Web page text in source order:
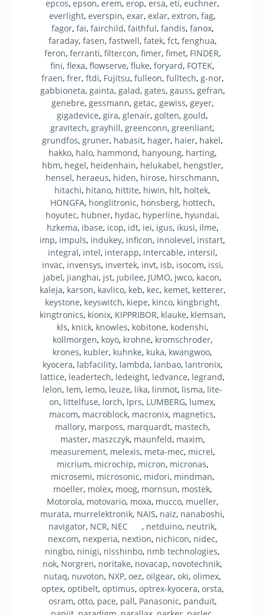
epcos,epson,erem,erop,ersa,eti,euchner,
everlight,everspin,exar,exlar,extron,fag,
fagor, fai, fairchild, faithful, fandis, fanox,
faraday, fasen, fastwell, fatek, fct, fenghua,
feron, ferranti, filtercon, fimer, fimet, FINDER,
fini,flexa,flowserve,fluke,foryard, FOTEK,
fraen, frer, ftdi, Fujitsu, fulleon, fulltech, g-nor,
gabbioneta, gainta, galad, gates, gauss, gefran,
genebre, gessmann, getac, gewiss, geyer,
gigadevice,gira,glenair,golten,gould,
gravitech,grayhill,greenconn,greenliant,
grundfos,gruner, habasit, hager, haier, hakel,
hakko, halo, hammond, hanyoung, harting,
hbm, hegel, heidenhain, helukabel, hengstler,
hensel, heraeus, hiden, hirose, hirschmann,
hitachi, hitano, hittite, hiwin, hlt, holtek,
HONGFA, honglitronic, honsberg, hottech,
hoyutec, hubner, hydac, hyperline, hyundai,
hzkema, ibase, icop, idt, iei, igus, ikusi, ilme,
imp, impuls, indukey, inficon, innolevel, instart,
integral, intel, interapp, intercable, intersil,
invac, invensys, invertek, invt, isb, isocom, issi,
jabel, jianghai, jst, jubilee, JUMO, jwco, kacon,
kaleja, karson, kavlico, keb, kec, kemet, ketterer,
keystone, keyswitch, kiepe, kinco, kingbright,
kingtronics, kionix, KIPPRIBOR, klauke, klemsan,
kls, knick, knowles, kobitone, kodenshi,
kollmorgen, koyo, krohne, kromschroder,
krones, kubler, kuhnke, kuka, kwangwoo,
kyocera, labfacility, lambda, lanbao, lantronix,
lattice, leadertech, ledeight, ledvance, legrand,
lelon, lem, lemo, leuze, lika, linmot, lisma, lite-
on, littelfuse, lorch, lprs, LUMBERG, lumex,
macom, macroblock, macronix, magnetics,
mallory, marposs, marquardt, mastech,
master, maszczyk, maunfeld, maxim,
measurement, melexis, meta-mec, micrel,
micrium, microchip, micron, micronas,
microsemi, microsonic, midori, mindman,
moeller, molex, moog, mornsun, mostek,
Motorola, motovario, moxa, mucco, mueller,
murata, murrelektronik, NAIS, naiz, nanaboshi,
navigator, NCR, NEC , netduino, neutrik,
nexcom, nexperia, nextion, nichicon, nidec,
ningbo, ninigi, nisshinbo, nmb technologies,
nok, Norgren, noritake, novacap, novotechnik,
nutaq, nuvoton, NXP,oez,oilgear,oki,olimex,
optex, optibelt, optimus, optrex-kyocera, orsta,
osram, otto, pace, pall, Panasonic, panduit,